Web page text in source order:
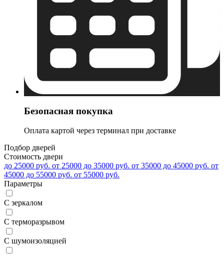
Безопасная покупка
Оплата картой через терминал при доставке
Подбор дверей
Стоимость двери
до 25000 руб. от 25000 до 35000 руб. от 35000 до 45000 руб. от
45000 до 55000 руб. от 55000 руб.
Параметры
С зеркалом
С терморазрывом
С шумоизоляцией